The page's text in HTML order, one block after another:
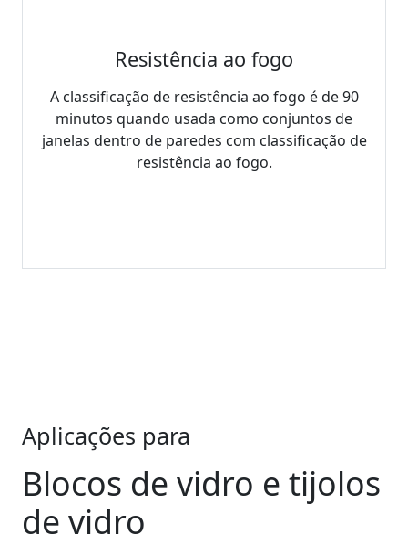
Resistência ao fogo
A classificação de resistência ao fogo é de 90
minutos quando usada como conjuntos de
janelas dentro de paredes com classificação de
resistência ao fogo.
Aplicações para
Blocos de vidro e tijolos
de vidro